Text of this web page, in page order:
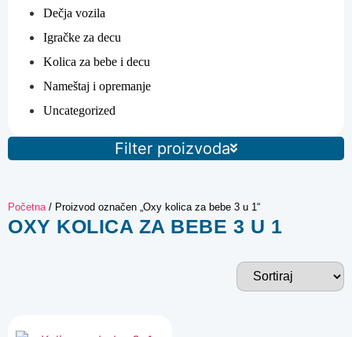
Dečja vozila
Igračke za decu
Kolica za bebe i decu
Nameštaj i opremanje
Uncategorized
Filter proizvoda
Početna / Proizvod označen „Oxy kolica za bebe 3 u 1“
OXY KOLICA ZA BEBE 3 U 1